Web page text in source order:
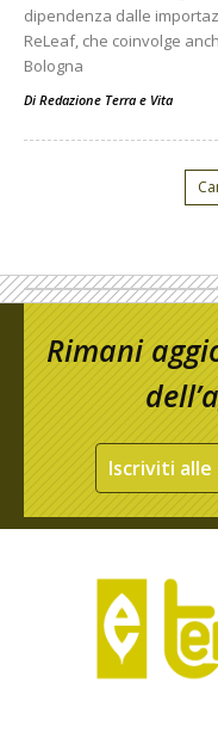
dipendenza dalle
ReLeaf, che coinvolge
Bologna
Di Redazione Terra e Vita
Rimani
Iscriviti